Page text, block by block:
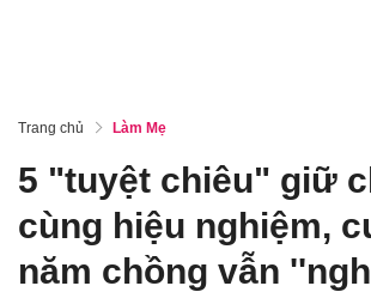
Trang chủ Làm Mẹ
5 "tuyệt chiêu" giữ
cùng hiệu nghiệm,
năm chồng vẫn